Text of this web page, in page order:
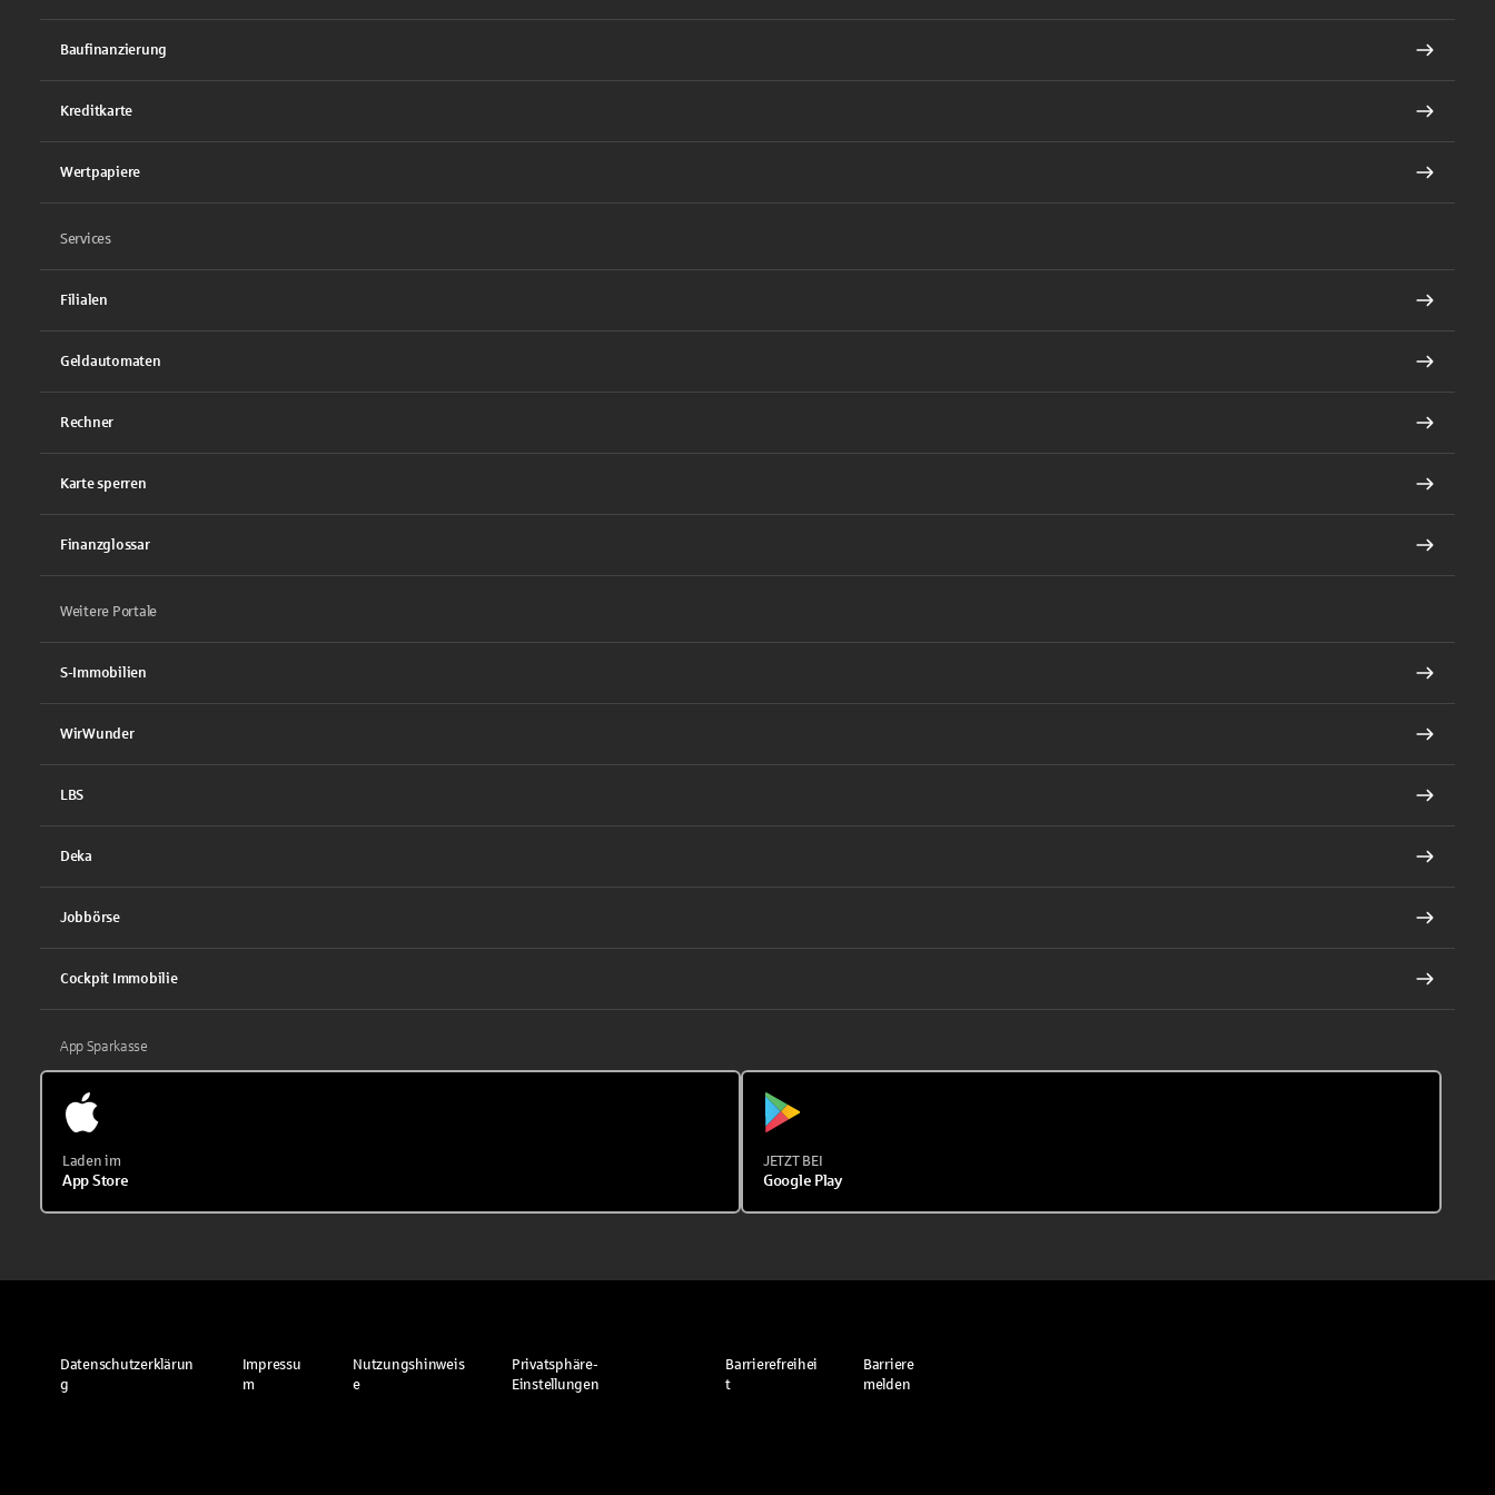
Baufinanzierung
Kreditkarte
Wertpapiere
Services
Filialen
Geldautomaten
Rechner
Karte sperren
Finanzglossar
Weitere Portale
S-Immobilien
WirWunder
LBS
Deka
Jobbörse
Cockpit Immobilie
App Sparkasse
Laden im
App Store
JETZT BEI
Google Play
Datenschutzerklärun
g
Impressu
m
Nutzungshinweis
e
Privatsphäre-
Einstellungen
Barrierefreihei
t
Barriere
melden